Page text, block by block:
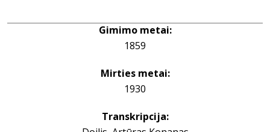
Naujienos
Gimimo metai:
1859
Mirties metai:
1930
Transkripcija: